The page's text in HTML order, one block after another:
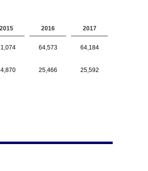
2015 2016 2017
64,573 64,184
25,466 25,592